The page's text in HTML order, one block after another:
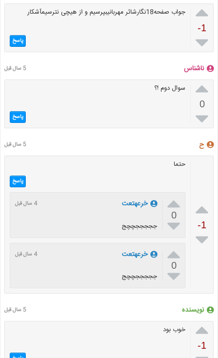

-1

جواب صفحه18نگارشاثر مهربانیبپرسیم و از هیچی نترسیمآشکار
پاسخ
ناشناس 5 سال قبل

0

سوال دوم !؟
پاسخ
ح 5 سال قبل

-1

حتما
پاسخ

0

خرعهتعت 4 سال قبل
جججججچچج

0

خرعهتعت 4 سال قبل
جججججچچج
نویسنده 5 سال قبل

-1
خوب بود